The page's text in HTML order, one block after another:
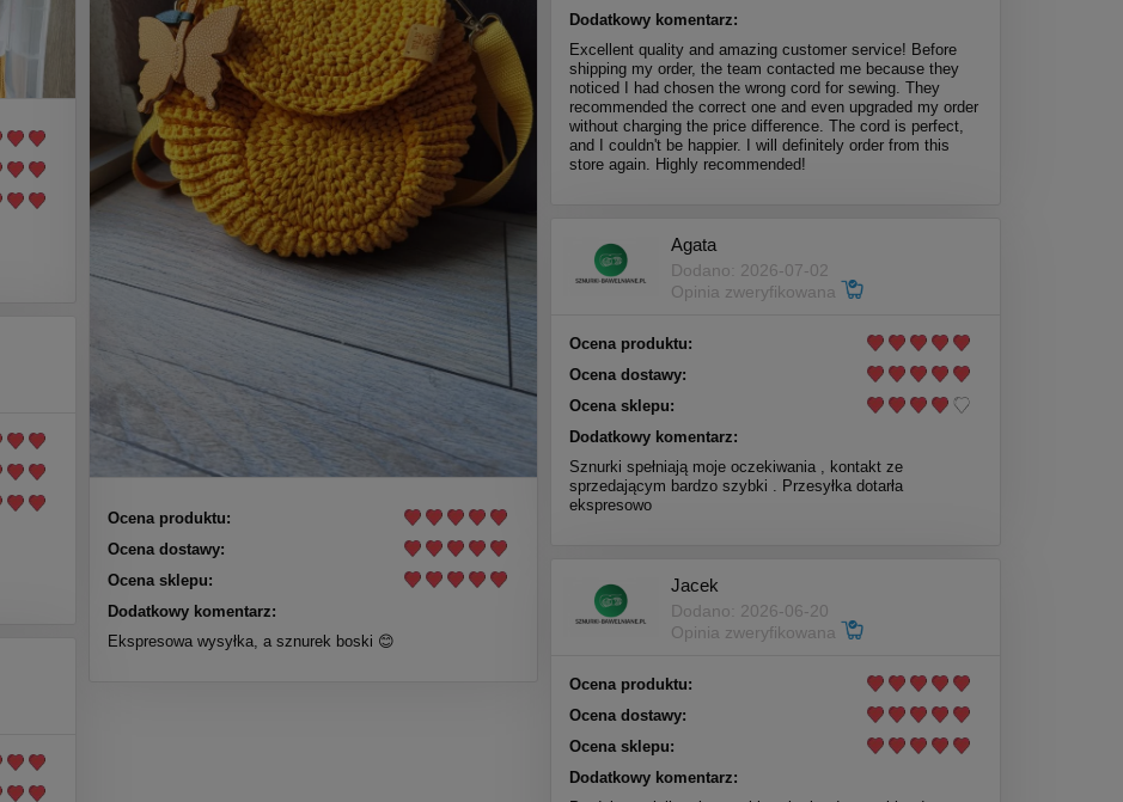
Ocena produktu:
Ocena dostawy:
Ocena sklepu:
Dodatkowy komentarz:
Ekspresowa wysyłka, a sznurek boski 😊
Dodatkowy komentarz:
Excellent quality and amazing customer service! Before
shipping my order, the team contacted me because they
noticed I had chosen the wrong cord for sewing. They
recommended the correct one and even upgraded my order
without charging the price difference. The cord is perfect,
and I couldn't be happier. I will definitely order from this
store again. Highly recommended!
Agata
Dodano: 2026-07-02
Opinia zweryfikowana
Ocena produktu:
Ocena dostawy:
Ocena sklepu:
Dodatkowy komentarz:
Sznurki spełniają moje oczekiwania , kontakt ze
sprzedającym bardzo szybki . Przesyłka dotarła
ekspresowo
Jacek
Dodano: 2026-06-20
Opinia zweryfikowana
Ocena produktu:
Ocena dostawy:
Ocena sklepu:
Dodatkowy komentarz: